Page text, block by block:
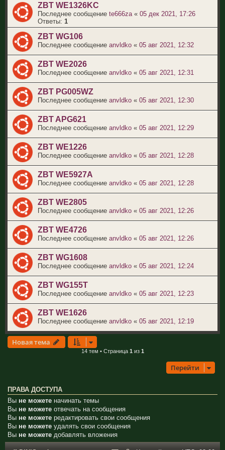
ZBT WE1326KC
Последнее сообщение te666za « 05 дек 2021, 17:26
Ответы: 1
ZBT WG106
Последнее сообщение anvldko « 05 авг 2021, 12:32
ZBT WE2026
Последнее сообщение anvldko « 05 авг 2021, 12:31
ZBT PG005WZ
Последнее сообщение anvldko « 05 авг 2021, 12:30
ZBT APG621
Последнее сообщение anvldko « 05 авг 2021, 12:29
ZBT WE1226
Последнее сообщение anvldko « 05 авг 2021, 12:28
ZBT WE5927A
Последнее сообщение anvldko « 05 авг 2021, 12:28
ZBT WE2805
Последнее сообщение anvldko « 05 авг 2021, 12:26
ZBT WE4726
Последнее сообщение anvldko « 05 авг 2021, 12:26
ZBT WG1608
Последнее сообщение anvldko « 05 авг 2021, 12:24
ZBT WG155T
Последнее сообщение anvldko « 05 авг 2021, 12:23
ZBT WE1626
Последнее сообщение anvldko « 05 авг 2021, 12:19
Новая тема
14 тем • Страница 1 из 1
Перейти
ПРАВА ДОСТУПА
Вы не можете начинать темы
Вы не можете отвечать на сообщения
Вы не можете редактировать свои сообщения
Вы не можете удалять свои сообщения
Вы не можете добавлять вложения